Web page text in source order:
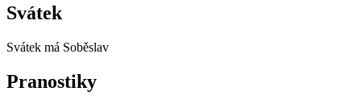
Svátek
Svátek má Soběslav
Pranostiky